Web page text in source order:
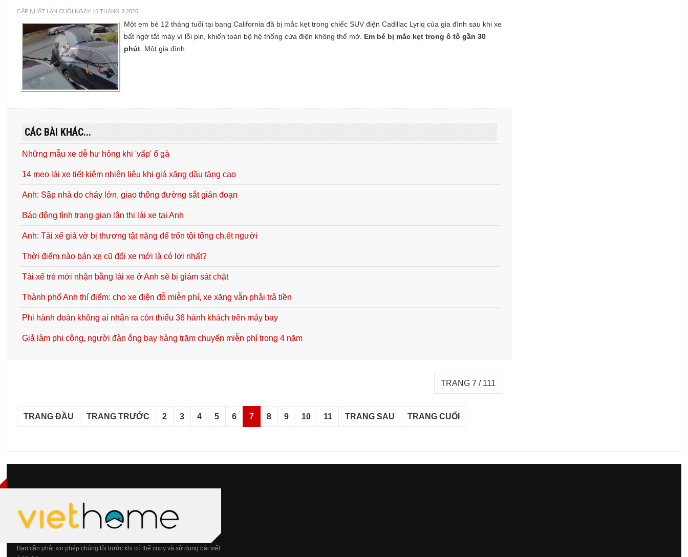
CẬP NHẬT LẦN CUỐI NGÀY 16 THÁNG 3 2026
Một em bé 12 tháng tuổi tại bang California đã bị mắc kẹt trong chiếc SUV điện Cadillac Lyriq của gia đình sau khi xe
bất ngờ tắt máy vì lỗi pin, khiến toàn bộ hệ thống cửa điện không thể mở. Em bé bị mắc kẹt trong ô tô gần 30
phút Một gia đình
CÁC BÀI KHÁC...
Những mẫu xe dễ hư hỏng khi 'vấp' ổ gà
14 mẹo lái xe tiết kiệm nhiên liệu khi giá xăng dầu tăng cao
Anh: Sập nhà do cháy lớn, giao thông đường sắt gián đoạn
Báo động tình trạng gian lận thi lái xe tại Anh
Anh: Tài xế giả vờ bị thương tật nặng để trốn tội tông ch.ết người
Thời điểm nào bán xe cũ đổi xe mới là có lợi nhất?
Tài xế trẻ mới nhận bằng lái xe ở Anh sẽ bị giám sát chặt
Thành phố Anh thí điểm: cho xe điện đỗ miễn phí, xe xăng vẫn phải trả tiền
Phi hành đoàn không ai nhận ra còn thiếu 36 hành khách trên máy bay
Giả làm phi công, người đàn ông bay hàng trăm chuyến miễn phí trong 4 năm
TRANG 7 / 111
TRANG ĐẦU TRANG TRƯỚC 2 3 4 5 6 7 8 9 10 11 TRANG SAU TRANG CUỐI
Bạn cần phải xin phép chúng tôi trước khi có thể copy và sử dụng bài viết